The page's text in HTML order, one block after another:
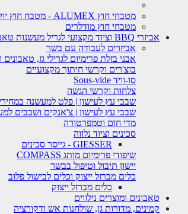
מטבחי חוץ ALUMEX - מטבח חוץ יוקרתי לכל החיים ✨🔥
מטבחי חוץ מודלרים
אביזרי BBQ וציוד מקצועי לגריל מעשנות טאבון וטיפול בבשר
אביזרים לעבודה עם בשר
אבני בזלת פרימיום לגרילי גז,
בוצ'רים וקרשי חיתוך מקצועיים
סו-וויד Sous-vide
צלחות וקרשי הגשה
שבבי עץ לעישון | פלט למעשנה
שבבי עץ לעישון | צ'אנקים ושבבים
מדי חום וטמפרטורה
סכינים וציוד נלווה
GIESSER - גייסר סכינים
שיפודי פרימיום מותג COMPASS
יישון תיבול וטיפול בבשר
כלים מברזל ייצוק וכלים לבישול פלוב
כלים מברזל ייצוק
טאבונים ומוצרים נילווים
קמינים, מדורות גן, שולחנות אש ודקורציה